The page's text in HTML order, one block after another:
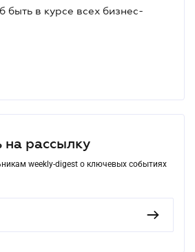
быть в курсе всех бизнес-
рассылку
weekly-digest о ключевых событиях